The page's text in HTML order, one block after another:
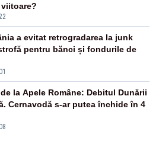
a evitat retrogradarea la junk
pentru bănci și fondurile de
la Apele Române: Debitul Dunării
Cernavodă s-ar putea închide în 4